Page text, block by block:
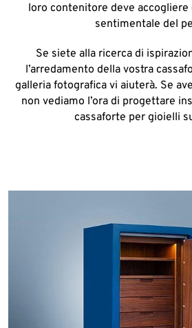
loro contenitore deve accogliere
sentimentale del
Se siete alla ricerca di
l’arredamento della vostra
galleria fotografica vi aiuterà. Se
non vediamo l’ora di progettare
cassaforte per gioielli